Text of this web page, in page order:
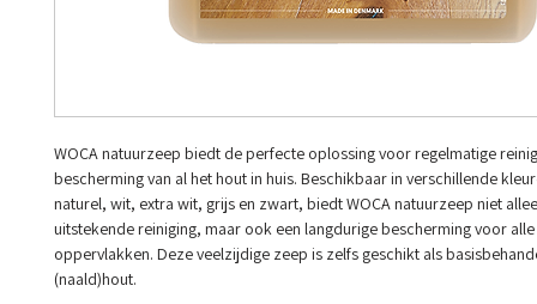
WOCA natuurzeep biedt de perfecte oplossing voor regelmatige
bescherming van al het hout in huis. Beschikbaar in verschillende
naturel, wit, extra wit, grijs en zwart, biedt WOCA natuurzeep niet
uitstekende reiniging, maar ook een langdurige bescherming voor
oppervlakken. Deze veelzijdige zeep is zelfs geschikt als
(naald)hout.